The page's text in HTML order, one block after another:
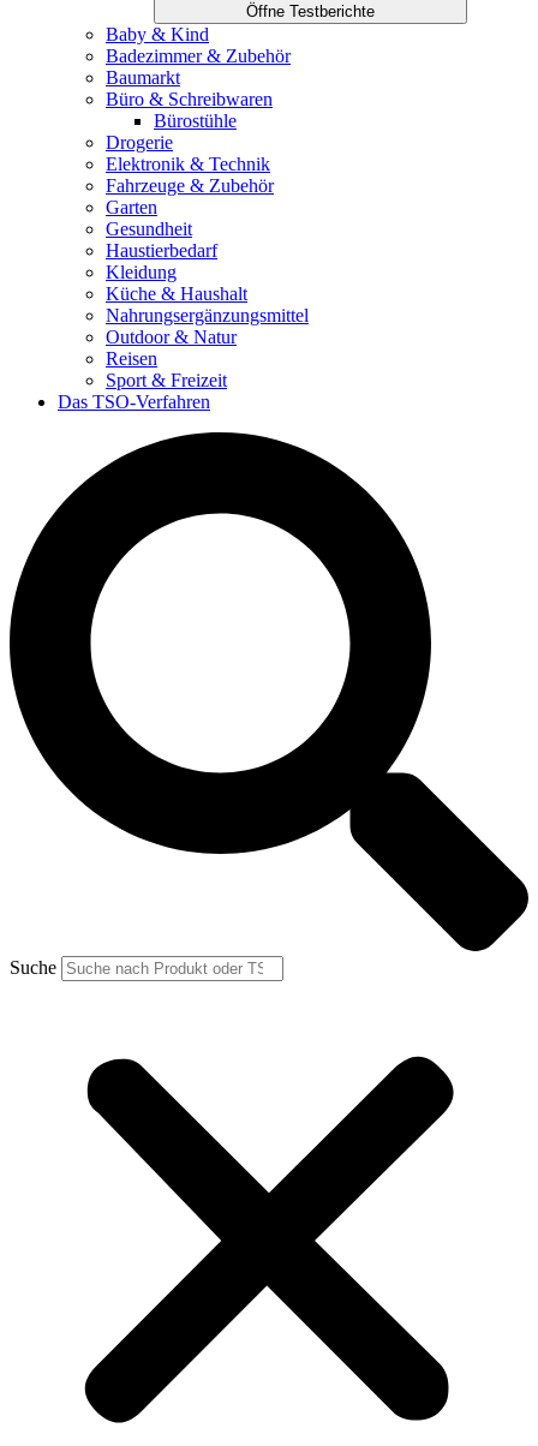
Öffne Testberichte
Baby & Kind
Badezimmer & Zubehör
Baumarkt
Büro & Schreibwaren
Bürostühle
Drogerie
Elektronik & Technik
Fahrzeuge & Zubehör
Garten
Gesundheit
Haustierbedarf
Kleidung
Küche & Haushalt
Nahrungsergänzungsmittel
Outdoor & Natur
Reisen
Sport & Freizeit
Das TSO-Verfahren
Suche